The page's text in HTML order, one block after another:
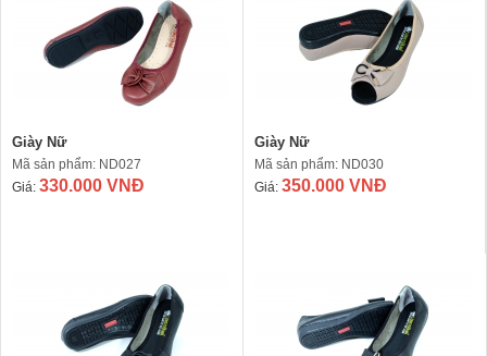
Giày Nữ
Mã sản phẩm: ND027
Giá: 330.000 VNĐ
Giày Nữ
Mã sản phẩm: ND030
Giá: 350.000 VNĐ